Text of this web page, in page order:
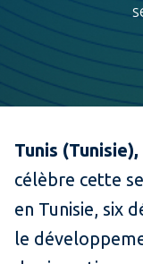
Tunis
célèbre cette
en Tunisie, six
le